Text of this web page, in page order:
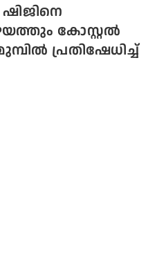
ഷിജിനെ
കോസ്റ്റല്‍
പ്രതിഷേധിച്ച്